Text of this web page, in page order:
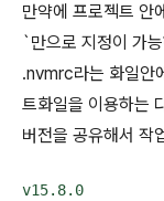
만약에 프로젝트
`만으로 지정이 가
.nvmrc라는 화일안
트화일을 이용하는
버전을 공유해서 작
v15.8.0